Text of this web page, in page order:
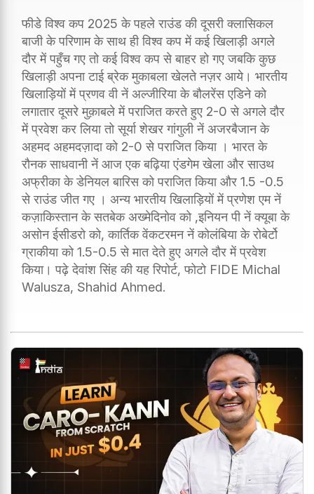
फीडे विश्व कप 2025 के पहले राउंड की दूसरी क्लासिकल
बाजी के परिणाम के साथ ही विश्व कप में कई खिलाड़ी अगले
दौर में पहुँच गए तो कई विश्व कप से बाहर हो गए जबकि कुछ
खिलाड़ी अपना टाई ब्रेक मुकाबला खेलते नज़र आये। भारतीय
खिलाड़ियों में प्रणव वी नें अल्जीरिया के बौलरेंस एडिने को
लगातार दूसरे मुक़ाबले में पराजित करते हुए 2-0 से अगले दौर
में प्रवेश कर लिया तो सूर्या शेखर गांगुली नें अजरबैजान के
अहमद अहमदज़ादा को 2-0 से पराजित किया । भारत के
रौनक साधवानी नें आज एक बढ़िया एंडगेम खेला और साउथ
अफ्रीका के डेनियल बारिस को पराजित किया और 1.5 -0.5
से राउंड जीत गए । अन्य भारतीय खिलाड़ियों में प्रणेश एम नें
कज़ाकिस्तान के सतबेक अख्मेदिनोव को ,इनियन पी नें क्यूबा के
असोन ईसीडरो को, कार्तिक वेंकटरमन नें कोलंबिया के रोबेर्टो
ग्राकीया को 1.5-0.5 से मात देते हुए अगले दौर में प्रवेश
किया। पढ़े देवांश सिंह की यह रिपोर्ट, फोटो FIDE Michal
Walusza, Shahid Ahmed.